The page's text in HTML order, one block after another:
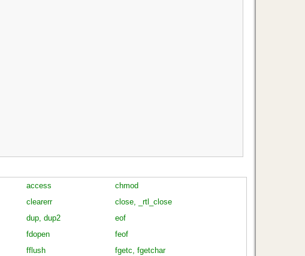
access
chmod
clearerr
close, _rtl_close
dup, dup2
eof
fdopen
feof
fflush fgetc, fgetchar